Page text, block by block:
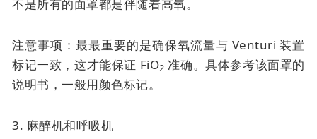
不是所有的面罩都是伴随着高氧。
注意事项：最最重要的是确保氧流量与 Venturi 装置
标记一致，这才能保证 FiO2 准确。具体参考该面罩的
说明书，一般用颜色标记。
3. 麻醉机和呼吸机